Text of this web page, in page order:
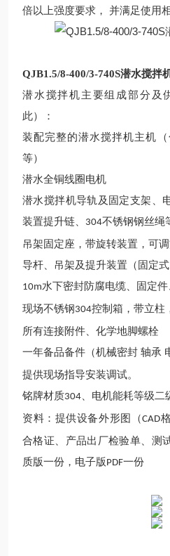
倍以上强度要求， 并满足使用
QJB1.5/8-400/3-740S潜水搅拌
潜水搅拌机主要组成部分及
此）：
装配完整的潜水搅拌机主机
等）
潜水全铜线圈电机
潜水搅拌机导轨及固定支架、
装置提升链、 304不锈钢钢丝绳
吊架固定座 ，带旋转装置，可调
导杆、 吊架及提升装置（固定式
10m水下密封防腐电缆 固定
现场不锈钢304控制 箱，带立柱
所有连接附件、化学地脚螺栓
一年备品备件 （机械密封 轴承
提供现场指导安装调试。
铭牌材质304 电机能耗等级二
资料 ： 提供设备外形图（CAD
合格证、产品出厂检验单、测
质版一份 ， 电子版 PDF一份